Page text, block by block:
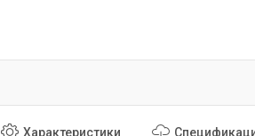
Характеристики